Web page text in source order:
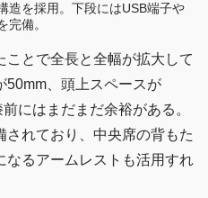
造を採用。下段にはUSB端子や
完備。
とで全長と全幅が拡大して
50mm、頭上スペースが
にはまだまだ余裕がある。
されており、中央席の背もた
なるアームレストも活用すれ